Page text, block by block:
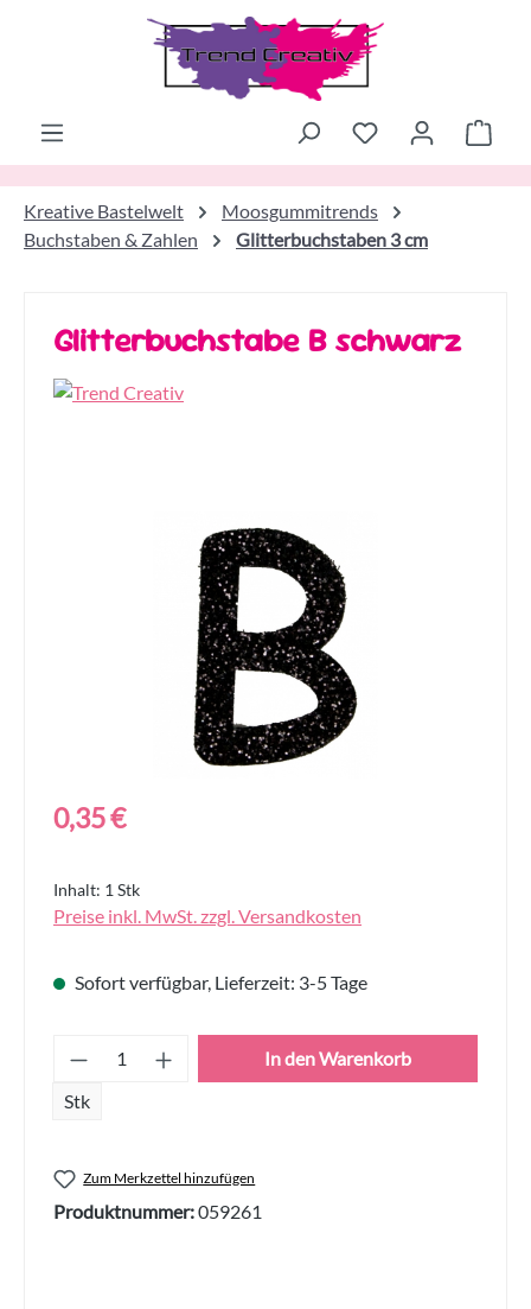
Zum Hauptinhalt springen
Kreative Bastelwelt
Moosgummitrends
Buchstaben & Zahlen
Glitterbuchstaben 3 cm
Glitterbuchstabe B schwarz
Bildergalerie überspringen
Regulärer Preis:
0,35 €
Inhalt: 1 Stk
Preise inkl. MwSt. zzgl. Versandkosten
Sofort verfügbar, Lieferzeit: 3-5 Tage
Produkt Anzahl: Gib den gewünschten
Stk
In den Warenkorb
Zum Merkzettel hinzufügen
Produktnummer:059261